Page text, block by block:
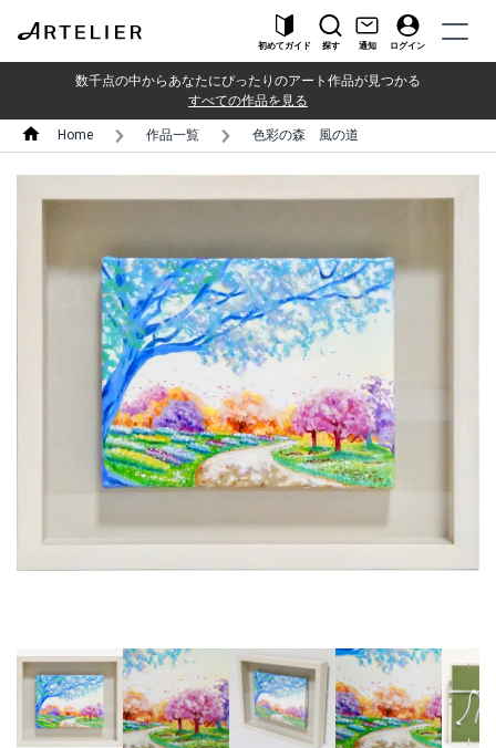
初めてガイド 探す 通知 ログイン
数千点の中からあなたにぴったりのアート作品が見つかる
すべての作品を見る
Home 作品一覧 色彩の森 風の道